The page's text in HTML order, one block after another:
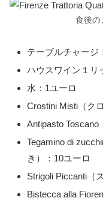
食後の
テーブルチャージ
ハウスワイン１リ
水：1ユーロ
Crostini Misti（ク
Antipasto
Tegamino di
き）：10ユーロ
Strigoli Piccanti（
Bistecca alla